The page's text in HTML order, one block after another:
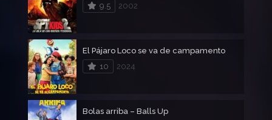
9.5
2002
El Pájaro Loco se va de campamento
10
2024
Bolas arriba – Balls Up